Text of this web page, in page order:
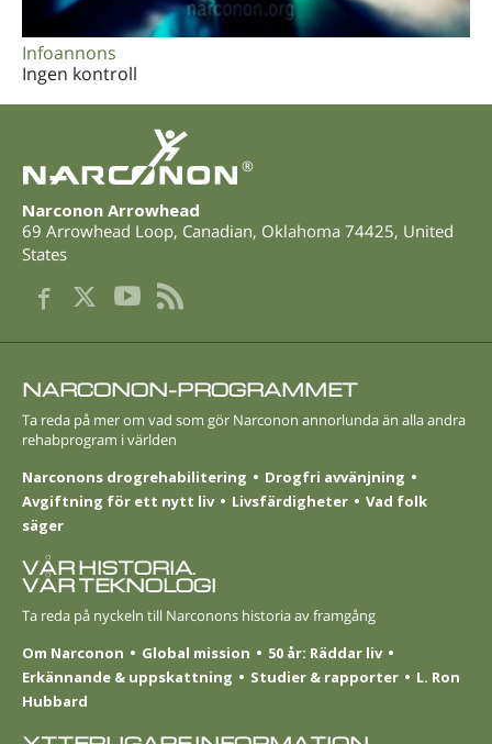
Infoannons
Ingen kontroll
®
Narconon Arrowhead
69 Arrowhead Loop, Canadian, Oklahoma 74425, United
States
NARCONON-PROGRAMMET
Ta reda på mer om vad som gör Narconon annorlunda än alla andra
rehabprogram i världen
Narconons drogrehabilitering
Drogfri avvänjning
Avgiftning för ett nytt liv
Livsfärdigheter
Vad folk
säger
VÅR HISTORIA.
VÅR TEKNOLOGI
Ta reda på nyckeln till Narconons historia av framgång
Om Narconon
Global mission
50 år: Räddar liv
Erkännande & uppskattning
Studier & rapporter
L. Ron
Hubbard